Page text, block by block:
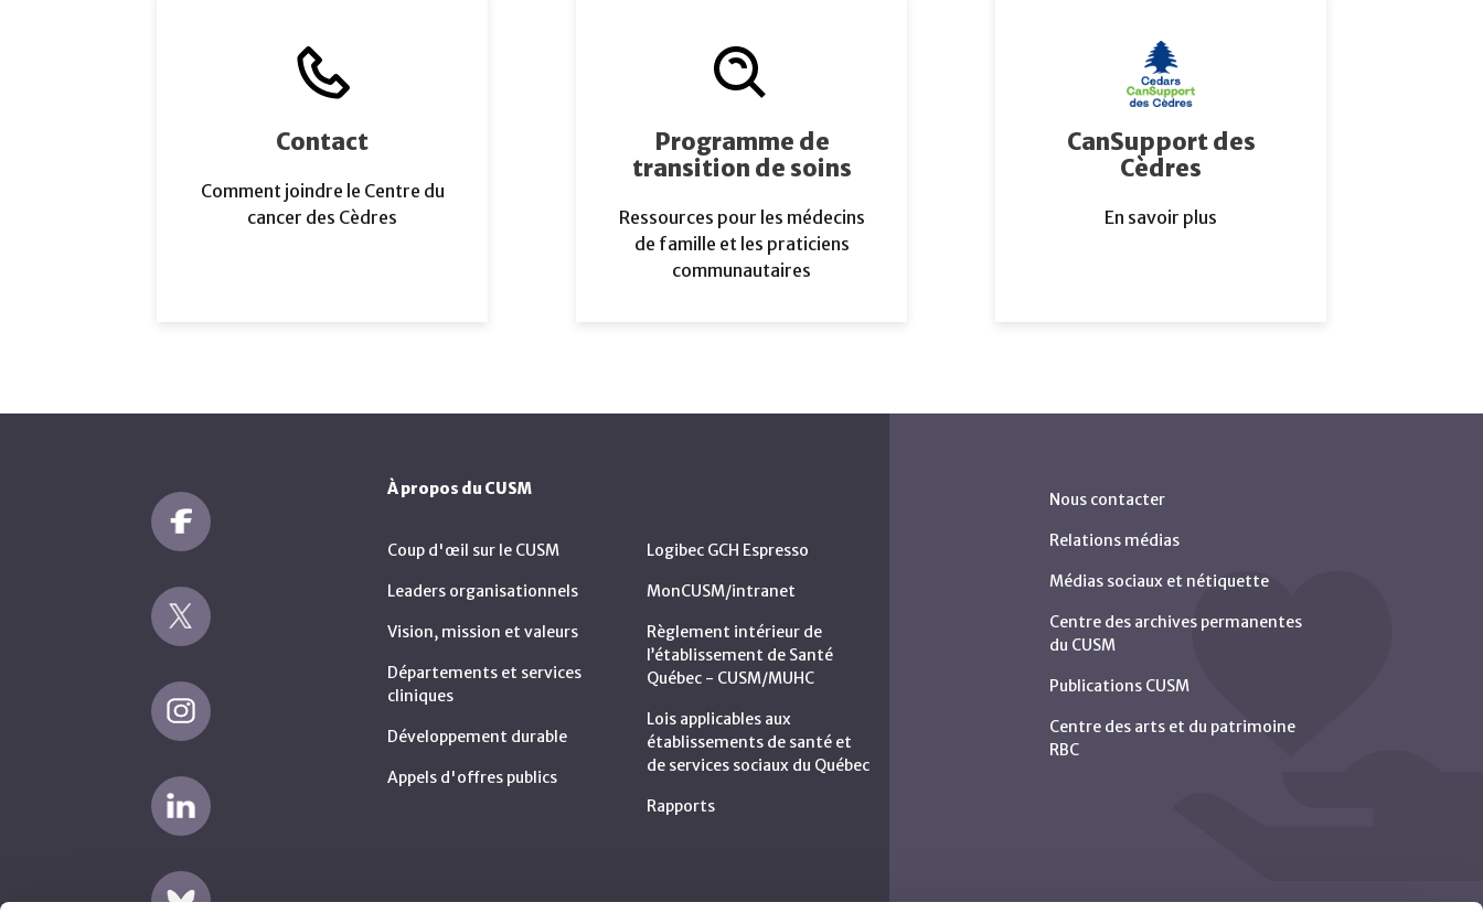
Contact
Comment joindre le Centre du
cancer des Cèdres
Programme de
transition de soins
Ressources pour les médecins
de famille et les praticiens
communautaires
CanSupport des
Cèdres
En savoir plus
À propos du CUSM
Coup d'œil sur le CUSM
Leaders organisationnels
Vision, mission et valeurs
Départements et services
cliniques
Développement durable
Appels d'offres publics
Logibec GCH Espresso
MonCUSM/intranet
Règlement intérieur de
l’établissement de Santé
Québec - CUSM/MUHC
Lois applicables aux
établissements de santé et
de services sociaux du Québec
Rapports
Nous contacter
Relations médias
Médias sociaux et nétiquette
Centre des archives permanentes
du CUSM
Publications CUSM
Centre des arts et du patrimoine
RBC